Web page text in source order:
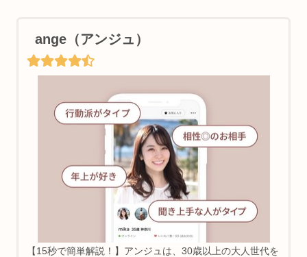
ange（アンジュ）
【15秒で簡単解説！】アンジュは、30歳以上の大人世代を